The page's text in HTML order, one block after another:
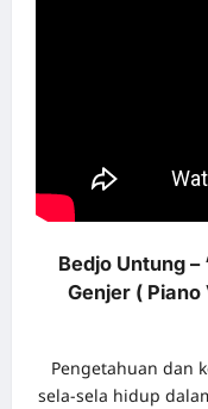
Bedjo Untung
Genjer ( Piano
Pengetahuan dan
sela-sela hidup